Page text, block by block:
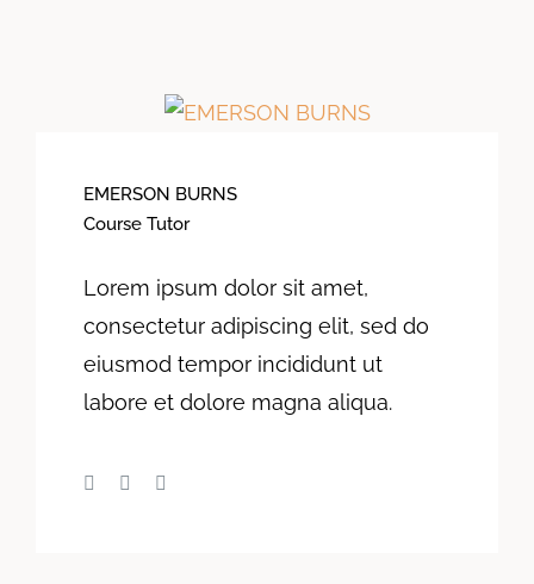
EMERSON BURNS
Course Tutor
Lorem ipsum dolor sit amet,
consectetur adipiscing elit, sed do
eiusmod tempor incididunt ut
labore et dolore magna aliqua.